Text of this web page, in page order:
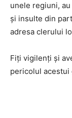
unele regiuni,
și insulte din
adresa clerului
Fiți vigilenți și
pericolul acestui